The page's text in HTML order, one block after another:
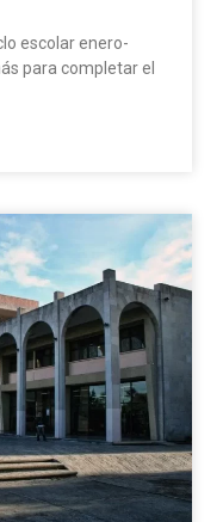
escolar enero-
para completar el